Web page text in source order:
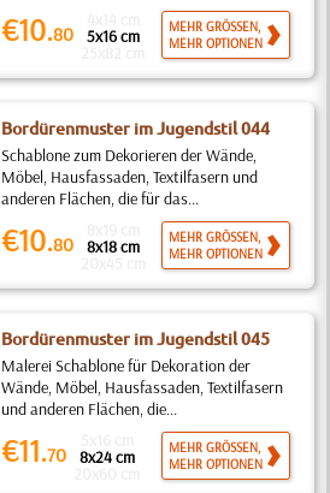
€10.80 5x16 cm
MEHR GRÖSSEN,
MEHR OPTIONEN
Bordürenmuster im Jugendstil 044
Schablone zum Dekorieren der Wände,
Möbel, Hausfassaden, Textilfasern und
anderen Flächen, die für das...
€10.80 8x18 cm
MEHR GRÖSSEN,
MEHR OPTIONEN
Bordürenmuster im Jugendstil 045
Malerei Schablone für Dekoration der
Wände, Möbel, Hausfassaden, Textilfasern
und anderen Flächen, die...
€11.70 8x24 cm
MEHR GRÖSSEN,
MEHR OPTIONEN